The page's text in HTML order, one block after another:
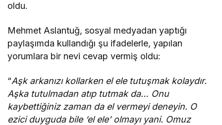
oldu.
Mehmet Aslantuğ, sosyal medyadan yaptığı
paylaşımda kullandığı şu ifadelerle, yapılan
yorumlara bir nevi cevap vermiş oldu:
“Aşk arkanızı kollarken el ele tutuşmak kolaydır.
Aşka tutulmadan atıp tutmak da… Onu
kaybettiğiniz zaman da el vermeyi deneyin. O
ezici duyguda bile ‘el ele’ olmayı yani. Omuz